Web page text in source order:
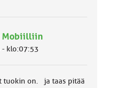
Mobiilliin
klo:07:53
tuokin on. ja taas pitää